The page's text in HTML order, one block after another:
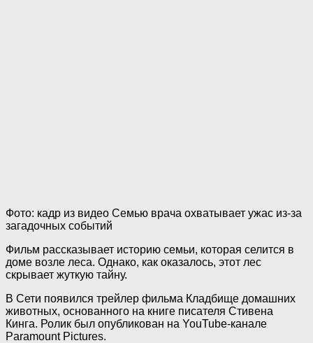
Фото: кадр из видео Семью врача охватывает ужас из-за
загадочных событий
Фильм рассказывает историю семьи, которая селится в
доме возле леса. Однако, как оказалось, этот лес
скрывает жуткую тайну.
В Сети появился трейлер фильма Кладбище домашних
животных, основанного на книге писателя Стивена
Кинга. Ролик был опубликован на YouTube-канале
Paramount Pictures.